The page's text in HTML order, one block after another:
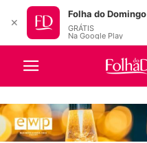
✕
Folha do Domingo
GRÁTIS
Na Google Play